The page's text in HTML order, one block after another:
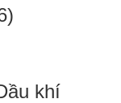
khí